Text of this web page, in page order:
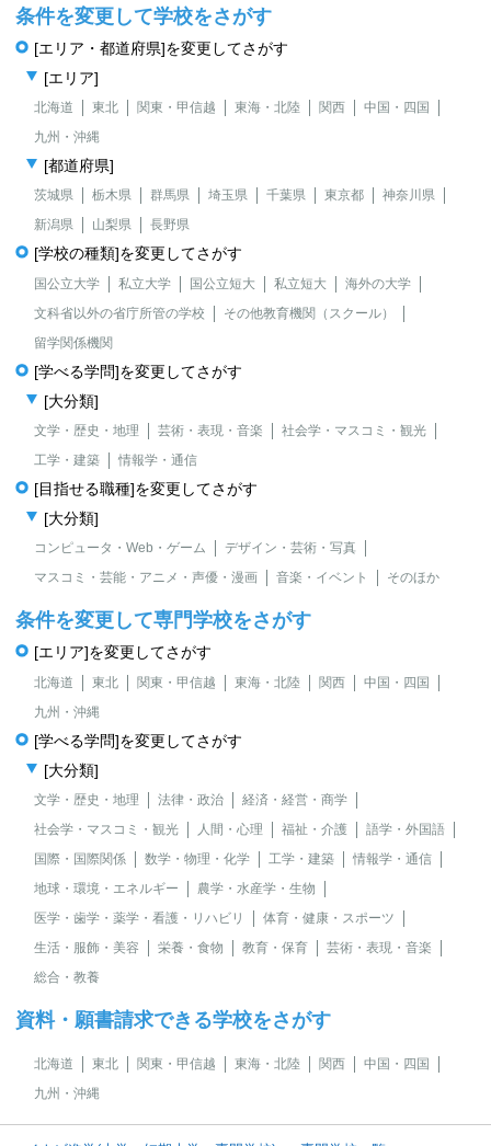
条件を変更して学校をさがす
[エリア・都道府県]を変更してさがす
[エリア]
北海道 東北 関東・甲信越 東海・北陸 関西
中国・四国
九州・沖縄
[都道府県]
茨城県 栃木県 群馬県 埼玉県 千葉県 東京都
神奈川県
新潟県
山梨県 長野県
[学校の種類]を変更してさがす
国公立大学 私立大学 国公立短大 私立短大
海外の大学
文科省以外の省庁所管の学校
その他教育機関（スクール）
留学関係機関
[学べる学問]を変更してさがす
[大分類]
文学・歴史・地理 芸術・表現・音楽
社会学・マスコミ・観光
工学・建築
情報学・通信
[目指せる職種]を変更してさがす
[大分類]
コンピュータ・Web・ゲーム
デザイン・芸術・写真
マスコミ・芸能・アニメ・声優・漫画
音楽・イベント そのほか
条件を変更して専門学校をさがす
[エリア]を変更してさがす
北海道 東北 関東・甲信越 東海・北陸 関西
中国・四国
九州・沖縄
[学べる学問]を変更してさがす
[大分類]
文学・歴史・地理 法律・政治
経済・経営・商学
社会学・マスコミ・観光
人間・心理 福祉・介護
語学・外国語
国際・国際関係
数学・物理・化学 工学・建築
情報学・通信
地球・環境・エネルギー
農学・水産学・生物
医学・歯学・薬学・看護・リハビリ
体育・健康・スポーツ
生活・服飾・美容
栄養・食物 教育・保育
芸術・表現・音楽
総合・教養
資料・願書請求できる学校をさがす
北海道 東北 関東・甲信越 東海・北陸 関西
中国・四国
九州・沖縄